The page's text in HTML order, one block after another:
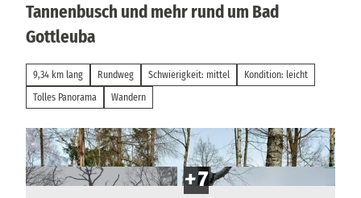
Tannenbusch und mehr rund um Bad
Gottleuba
9,34 km lang Rundweg Schwierigkeit: mittel
Kondition: leicht
Tolles Panorama
Wandern